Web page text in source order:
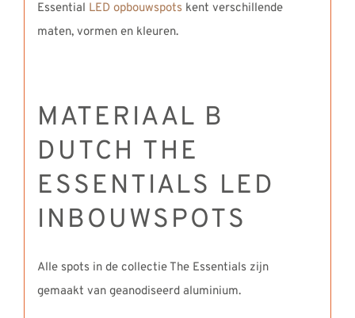
Essential LED opbouwspots kent verschillende
maten, vormen en kleuren.
MATERIAAL B
DUTCH THE
ESSENTIALS LED
INBOUWSPOTS
Alle spots in de collectie The Essentials zijn
gemaakt van geanodiseerd aluminium.